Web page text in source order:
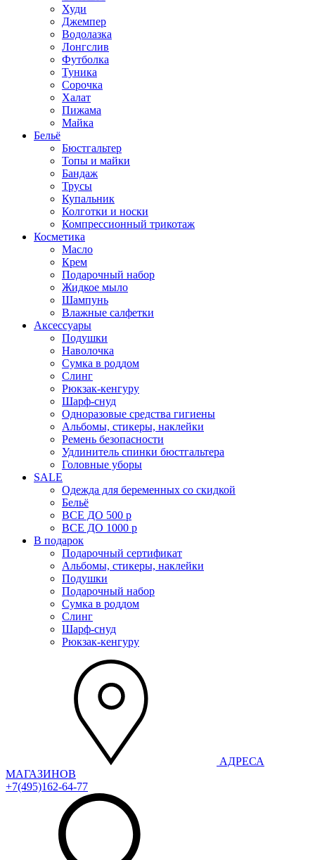
Худи
Джемпер
Водолазка
Лонгслив
Футболка
Туника
Сорочка
Халат
Пижама
Майка
Бельё
Бюстгальтер
Топы и майки
Бандаж
Трусы
Купальник
Колготки и носки
Компрессионный трикотаж
Косметика
Масло
Крем
Подарочный набор
Жидкое мыло
Шампунь
Влажные салфетки
Аксессуары
Подушки
Наволочка
Сумка в роддом
Cлинг
Рюкзак-кенгуру
Шарф-снуд
Одноразовые средства гигиены
Альбомы, стикеры, наклейки
Ремень безопасности
Удлинитель спинки бюстгальтера
Головные уборы
SALE
Одежда для беременных со скидкой
Бельё
ВСЕ ДО 500 р
ВСЕ ДО 1000 р
В подарок
Подарочный сертификат
Альбомы, стикеры, наклейки
Подушки
Подарочный набор
Сумка в роддом
Слинг
Шарф-снуд
Рюкзак-кенгуру
АДРЕСА
МАГАЗИНОВ
+7(495)162-64-77